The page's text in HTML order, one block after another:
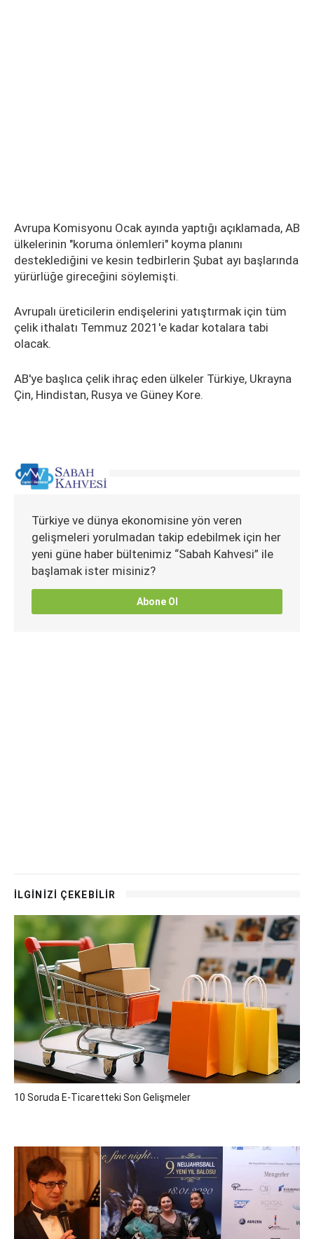
Avrupa Komisyonu Ocak ayında yaptığı açıklamada, AB
ülkelerinin "koruma önlemleri" koyma planını
desteklediğini ve kesin tedbirlerin Şubat ayı başlarında
yürürlüğe gireceğini söylemişti.
Avrupalı üreticilerin endişelerini yatıştırmak için tüm
çelik ithalatı Temmuz 2021'e kadar kotalara tabi
olacak.
AB'ye başlıca çelik ihraç eden ülkeler Türkiye, Ukrayna
Çin, Hindistan, Rusya ve Güney Kore.
Türkiye ve dünya ekonomisine yön veren
gelişmeleri yorulmadan takip edebilmek için her
yeni güne haber bültenimiz “Sabah Kahvesi” ile
başlamak ister misiniz?
Abone Ol
İLGİNİZİ ÇEKEBİLİR
10 Soruda E-Ticaretteki Son Gelişmeler